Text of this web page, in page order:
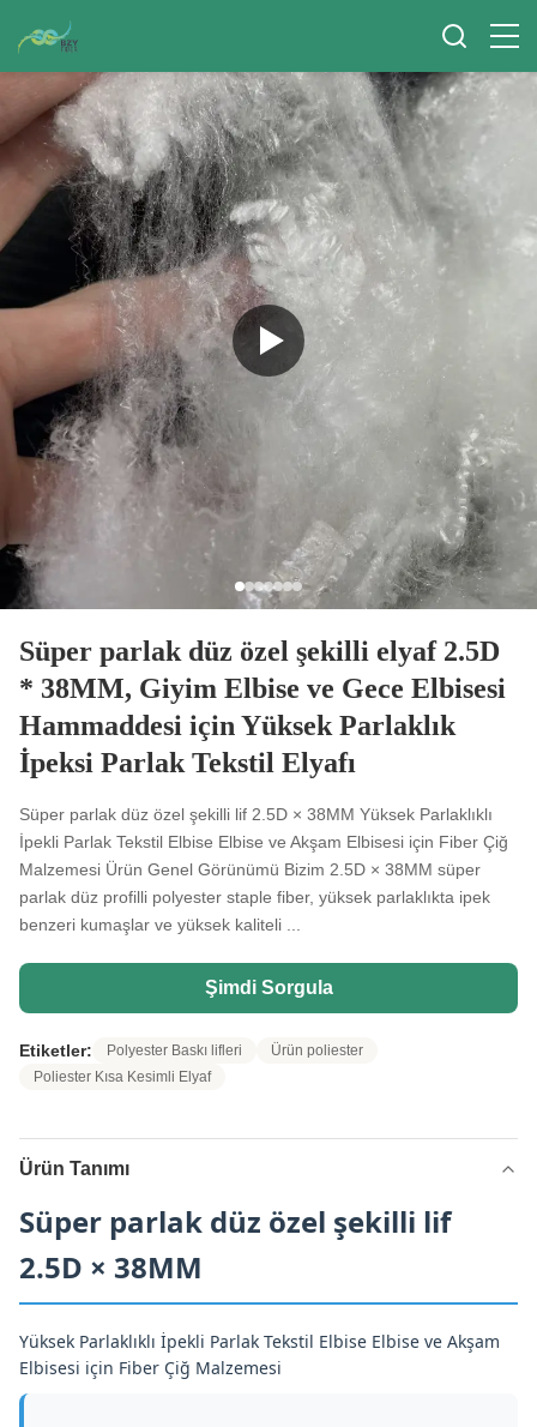
Süper parlak düz özel şekilli elyaf 2.5D
* 38MM, Giyim Elbise ve Gece Elbisesi
Hammaddesi için Yüksek Parlaklık
İpeksi Parlak Tekstil Elyafı
Süper parlak düz özel şekilli lif 2.5D × 38MM Yüksek Parlaklıklı
İpekli Parlak Tekstil Elbise Elbise ve Akşam Elbisesi için Fiber Çiğ
Malzemesi Ürün Genel Görünümü Bizim 2.5D × 38MM süper
parlak düz profilli polyester staple fiber, yüksek parlaklıkta ipek
benzeri kumaşlar ve yüksek kaliteli ...
Şimdi Sorgula
Etiketler: Polyester Baskı lifleri
Ürün poliester
Poliester Kısa Kesimli Elyaf
Ürün Tanımı
Süper parlak düz özel şekilli lif
2.5D × 38MM
Yüksek Parlaklıklı İpekli Parlak Tekstil Elbise Elbise ve Akşam
Elbisesi için Fiber Çiğ Malzemesi